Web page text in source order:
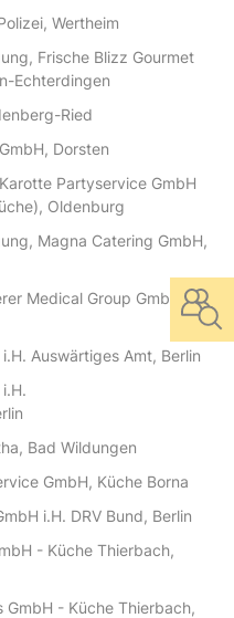
Wertheim
Frische Blizz Gourmet
Echterdingen
Ried
Dorsten
Partyservice GmbH
Oldenburg
Magna Catering GmbH,
Medical Group GmbH,
Auswärtiges Amt, Berlin
Bad Wildungen
GmbH, Küche Borna
i.H. DRV Bund, Berlin
- Küche Thierbach,
GmbH - Küche Thierbach,